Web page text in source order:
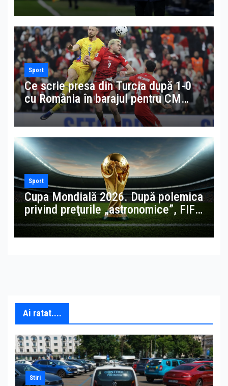
Sport
Ce scrie presa din Turcia după 1-0
cu România în barajul pentru CM
2026: „Băieţii noştri au trecut de
obstacol!”
Sport
Cupa Mondială 2026. După polemica
privind preţurile „astronomice”, FIFA
anunţă bilete la 60 de dolari pentru
suporteri
Ai ratat....
Stiri